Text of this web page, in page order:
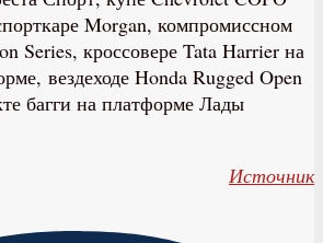
Morgan, компромиссном
Series, кроссовере Tata Harrier на
вездеходе Honda Rugged Open
багги на платформе Лады
Источник